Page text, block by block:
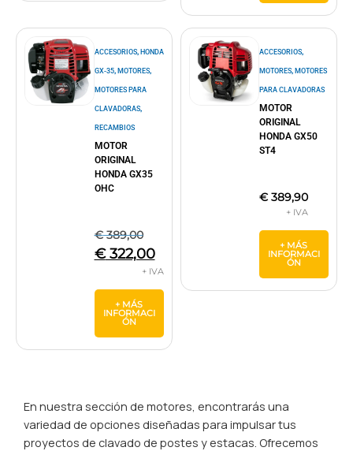
ACCESORIOS, HONDA
GX-35, MOTORES,
MOTORES PARA
CLAVADORAS,
RECAMBIOS
MOTOR
ORIGINAL
HONDA GX35
OHC
€389,00
€322,00
+ MÁS
INFORMACI
ÓN
ACCESORIOS,
MOTORES, MOTORES
PARA CLAVADORAS
MOTOR
ORIGINAL
HONDA GX50
ST4
€389,90
+ MÁS
INFORMACI
ÓN
En nuestra sección de motores, encontrarás una
variedad de opciones diseñadas para impulsar tus
proyectos de clavado de postes y estacas. Ofrecemos